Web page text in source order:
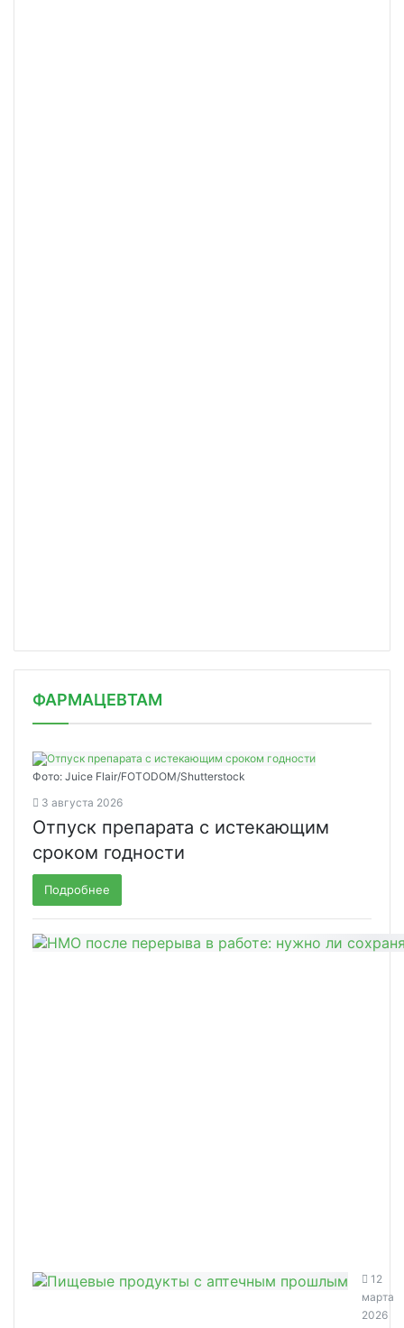
ФАРМАЦЕВТАМ
Фото: Juice Flair/FOTODOM/Shutterstoсk
3 августа 2026
Отпуск препарата с истекающим
сроком годности
Подробнее
12
марта
2026